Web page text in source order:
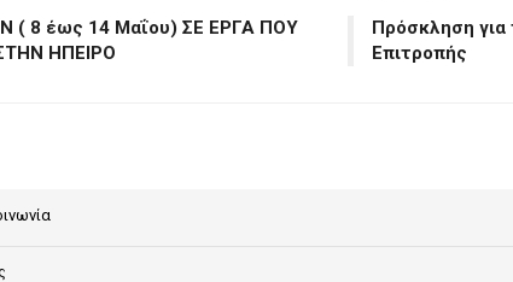
( 8 έως 14 Μαΐου) ΣΕ ΕΡΓΑ ΠΟΥ
ΗΠΕΙΡΟ
Πρόσκληση για
Επιτροπής